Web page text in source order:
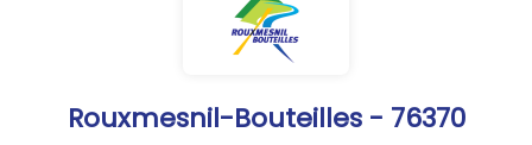
Rouxmesnil-Bouteilles - 76370
pénalement répréhensibles.
vous invitons à la
rappelons que: